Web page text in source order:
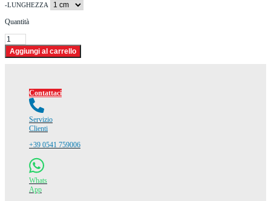
-LUNGHEZZA
Quantità
Contattaci
Servizio
Clienti
+39 0541 759006
Whats
App